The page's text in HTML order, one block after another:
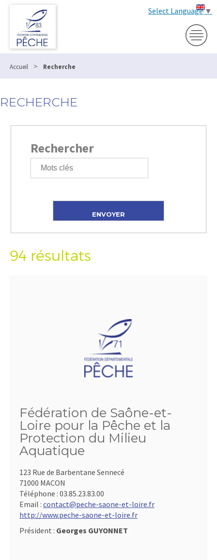
Select Language▼
Accueil > Recherche
RECHERCHE
Rechercher
94 résultats
Fédération de Saône-et-
Loire pour la Pêche et la
Protection du Milieu
Aquatique
123 Rue de Barbentane Sennecé
71000 MACON
Téléphone : 03.85.23.83.00
Email : contact@peche-saone-et-loire.fr
http://www.peche-saone-et-loire.fr
Président : Georges GUYONNET